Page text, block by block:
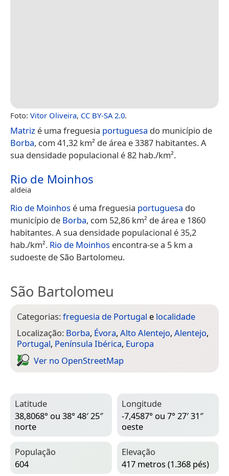
Foto: Vitor Oliveira, CC BY-SA 2.0.
Matriz é uma freguesia portuguesa do município de
Borba, com 41,32 km² de área e 3387 habitantes. A
sua densidade populacional é 82 hab./km².
Rio de Moinhos
aldeia
Rio de Moinhos é uma freguesia portuguesa do
município de Borba, com 52,86 km² de área e 1860
habitantes. A sua densidade populacional é 35,2
hab./km². Rio de Moinhos encontra-se a 5 km a
sudoeste de São Bartolomeu.
São Bartolomeu
Categorias:freguesia de Portugal e localidade
Localização: Borba, Évora, Alto Alentejo, Alentejo,
Portugal, Península Ibérica, Europa
Ver no Open­Street­Map
Latitude
38,8068° ou 38° 48′ 25″
norte
Longitude
-7,4587° ou 7° 27′ 31″
oeste
População
604
Elevação
417 metros (1.368 pés)